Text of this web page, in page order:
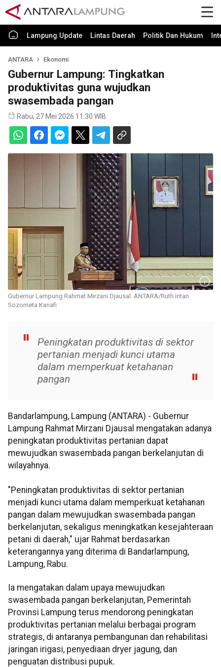
Lampung Update Lintas Daerah Politik Dan Hukum
ANTARA Ekonomi
Gubernur Lampung: Tingkatkan
produktivitas guna wujudkan
swasembada pangan
Rabu, 27 Mei 2026 11:30 WIB
Gubernur Lampung Rahmat Mirzani Djausal. ANTARA/Ruth Intan
Sozometa Kanafi
Peningkatan produktivitas di sektor
pertanian menjadi kunci utama
dalam memperkuat ketahanan
pangan
Bandarlampung, Lampung (ANTARA) - Gubernur
Lampung Rahmat Mirzani Djausal mengatakan adanya
peningkatan produktivitas pertanian dapat
mewujudkan swasembada pangan berkelanjutan di
wilayahnya.
"Peningkatan produktivitas di sektor pertanian
menjadi kunci utama dalam memperkuat ketahanan
pangan dalam mewujudkan swasembada pangan
berkelanjutan, sekaligus meningkatkan kesejahteraan
petani di daerah," ujar Rahmat berdasarkan
keterangannya yang diterima di Bandarlampung,
Lampung, Rabu.
Ia mengatakan dalam upaya mewujudkan
swasembada pangan berkelanjutan, Pemerintah
Provinsi Lampung terus mendorong peningkatan
produktivitas pertanian melalui berbagai program
strategis, di antaranya pembangunan dan rehabilitasi
jaringan irigasi, penyediaan dryer jagung, dan
penguatan distribusi pupuk.